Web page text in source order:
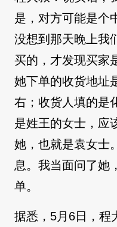
是，对方可能是个
没想到那天晚上我
买的，才发现买家
她下单的收货地址
右；收货人填的是
是姓王的女士，应
她，也就是袁女士
息。我当面问了她
单。
据悉，5月6日，程